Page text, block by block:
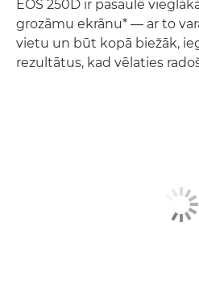
EOS 250D ir pasaulē
grozāmu ekrānu* — ar to
vietu un būt kopā biežāk,
rezultātus, kad vēlaties